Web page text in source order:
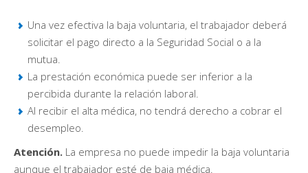
Una vez efectiva la baja voluntaria, el trabajador deberá
solicitar el pago directo a la Seguridad Social o a la
mutua.
La prestación económica puede ser inferior a la
percibida durante la relación laboral.
Al recibir el alta médica, no tendrá derecho a cobrar el
desempleo.
Atención. La empresa no puede impedir la baja voluntaria
aunque el trabajador esté de baja médica.